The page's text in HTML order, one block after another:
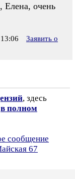
Елена, очень
Заявить о
, здесь
в полном
сообщение
67